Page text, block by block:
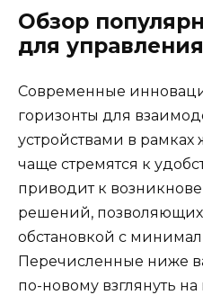
Обзор
для управления
Современные
горизонты для
устройствами в
чаще стремятся к
приводит к
решений, позволяющих
обстановкой с
Перечисленные ниже
по-новому взглянуть